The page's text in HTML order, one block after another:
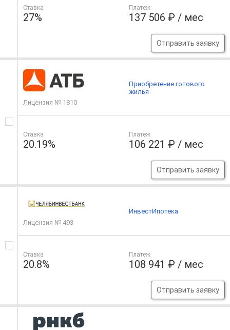
Ставка
27%
Платеж
137 506 ₽ / мес
Отправить заявку
Лицензия № 1810
Ставка
20.19%
Платеж
106 221 ₽ / мес
Отправить заявку
Приобретение готового
жилья
Лицензия № 493
Ставка
20.8%
Платеж
108 941 ₽ / мес
Отправить заявку
ИнвестИпотека